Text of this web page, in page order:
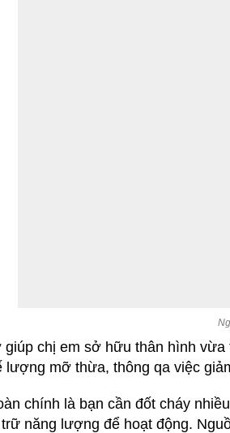
chị em sở hữu thân hình
lượng mỡ thừa, thông qa việc
chính là bạn cần đốt cháy
năng lượng để hoạt động.